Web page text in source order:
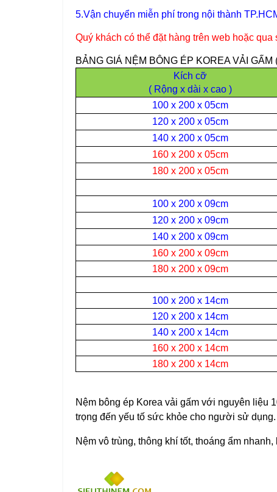
5.Vận chuyển miễn phí trong nội thành
Quý khách có thể đặt hàng trên web hoặc
BẢNG GIÁ NỆM BÔNG ÉP KOREA VẢI GẤM
Kích cỡ
( Rộng x dài x cao )
100 x 200 x 05cm
120 x 200 x 05cm
140 x 200 x 05cm
160 x 200 x 05cm
180 x 200 x 05cm
100 x 200 x 09cm
120 x 200 x 09cm
140 x 200 x 09cm
160 x 200 x 09cm
180 x 200 x 09cm
100 x 200 x 14cm
120 x 200 x 14cm
140 x 200 x 14cm
160 x 200 x 14cm
180 x 200 x 14cm
Nệm bông ép Korea vải gấm với nguyên liệu
trọng đến yếu tố sức khỏe cho người sử dụng.
Nệm vô trùng, thông khí tốt, thoáng ẩm